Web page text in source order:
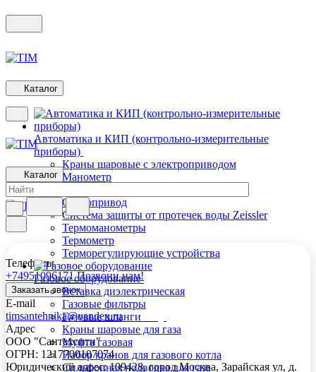
Каталог
Автоматика и КИП (контрольно-измерительные
приборы)
Краны шаровые с электроприводом
Манометр
Сервопривод
Система защиты от протечек воды Zeissler
Термоманометры
Термометр
Терморегулирующие устройства
Газовое оборудование
Вставка диэлектрическая
Газовые фильтры
Газовые шланги
Краны шаровые для газа
Муфта газовая
Набор кранов для газового котла
Сильфонная подводка для газа
Каталог
Телефоны
+74951096171 Позвони нам!
Заказать звонок
E-mail
timsantehnika@yandex.ru
Адрес
ООО "Сантехсити"
ОГРН: 1217700107074
Юридический адрес: 109428, город Москва, Зарайская ул, д.